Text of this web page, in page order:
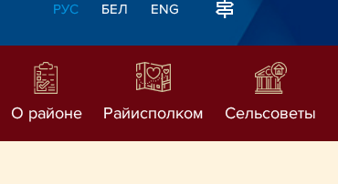
РУС БЕЛ ENG
О районе Райисполком Сельсоветы